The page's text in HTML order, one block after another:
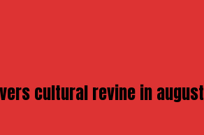
cultural revine in august